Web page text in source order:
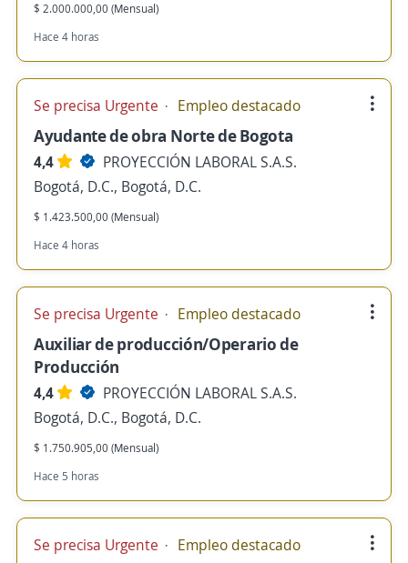
$ 2.000.000,00 (Mensual)
Hace 4 horas
Se precisa Urgente Empleo destacado
Ayudante de obra Norte de Bogota
4,4
PROYECCIÓN LABORAL S.A.S.
Bogotá, D.C., Bogotá, D.C.
$ 1.423.500,00 (Mensual)
Hace 4 horas
Se precisa Urgente Empleo destacado
Auxiliar de producción/Operario de
Producción
4,4
PROYECCIÓN LABORAL S.A.S.
Bogotá, D.C., Bogotá, D.C.
$ 1.750.905,00 (Mensual)
Hace 5 horas
Se precisa Urgente Empleo destacado